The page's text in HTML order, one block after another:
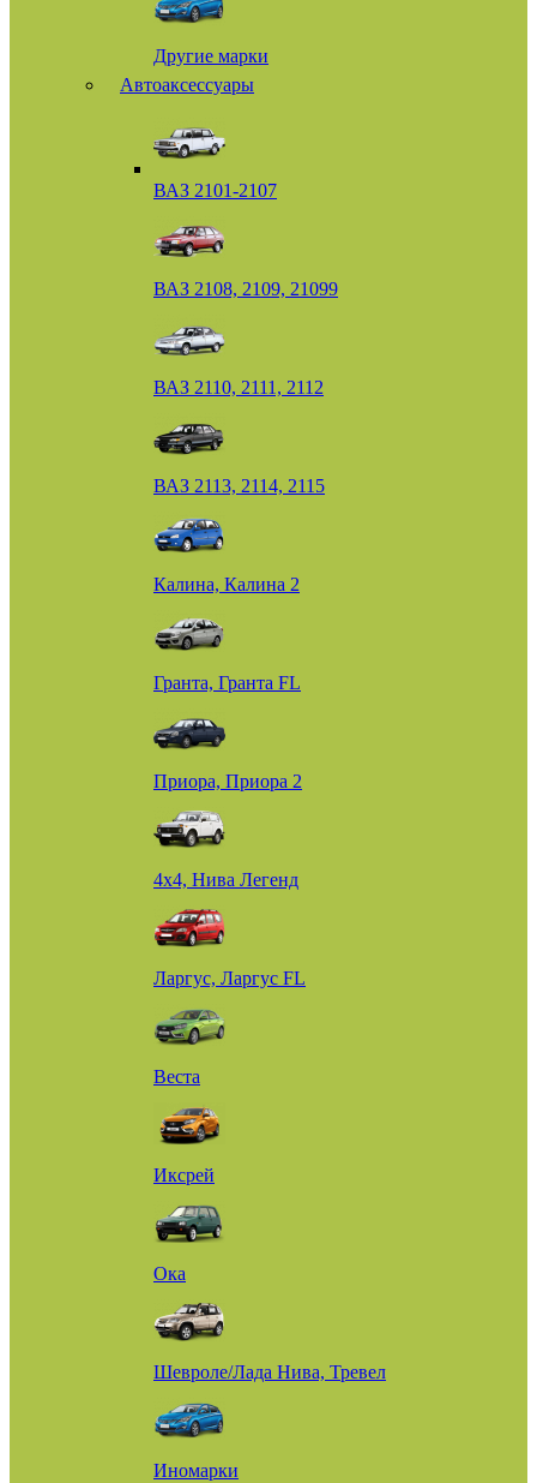
Другие марки
Автоаксессуары
ВАЗ 2101-2107
ВАЗ 2108, 2109, 21099
ВАЗ 2110, 2111, 2112
ВАЗ 2113, 2114, 2115
Калина, Калина 2
Гранта, Гранта FL
Приора, Приора 2
4х4, Нива Легенд
Ларгус, Ларгус FL
Веста
Иксрей
Ока
Шевроле/Лада Нива, Тревел
Иномарки